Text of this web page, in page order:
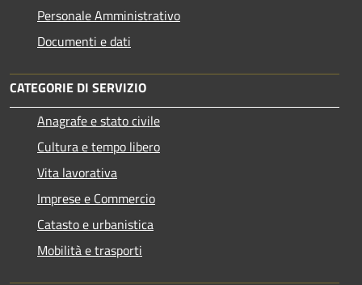
Personale Amministrativo
Documenti e dati
CATEGORIE DI SERVIZIO
Anagrafe e stato civile
Cultura e tempo libero
Vita lavorativa
Imprese e Commercio
Catasto e urbanistica
Mobilità e trasporti